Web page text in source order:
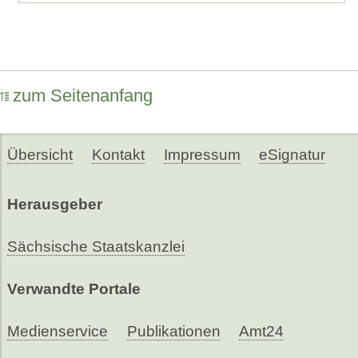
zum Seitenanfang
Übersicht Kontakt Impressum eSignatur
Herausgeber
Sächsische Staatskanzlei
Verwandte Portale
Medienservice Publikationen Amt24